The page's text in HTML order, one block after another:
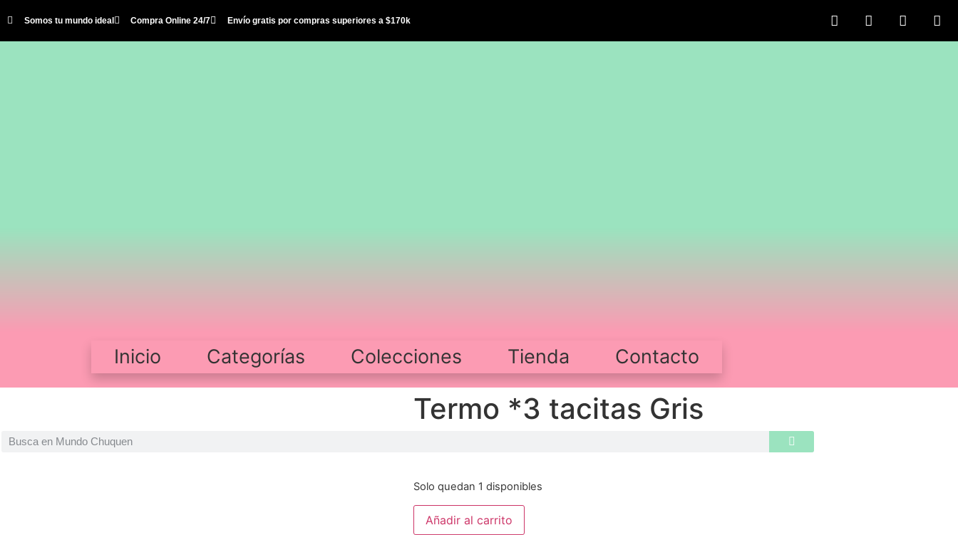
Somos tu mundo ideal Compra Online 24/7 Envío gratis por compras superiores a $170k
Inicio Categorías Colecciones Tienda Contacto
Termo *3 tacitas Gris
Solo quedan 1 disponibles
Añadir al carrito